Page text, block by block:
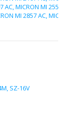
AC, MICRON MI 2557
MI 2857 AC,
SZ-16V